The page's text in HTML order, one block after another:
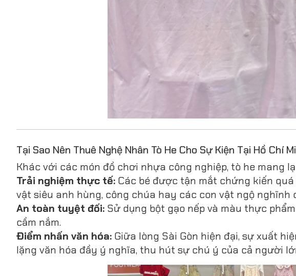
Tại Sao Nên Thuê Nghệ Nhân Tò He Cho Sự Kiện Tại Hồ Chí
Khác với các món đồ chơi nhựa công nghiệp, tò he mang
Trải nghiệm thực tế: Các bé được tận mắt chứng kiến
vật siêu anh hùng, công chúa hay các con vật ngộ nghĩnh
An toàn tuyệt đối: Sử dụng bột gạo nếp và màu thực
cầm nắm.
Điểm nhấn văn hóa: Giữa lòng Sài Gòn hiện đại, sự xuất
lặng văn hóa đầy ý nghĩa, thu hút sự chú ý của cả người